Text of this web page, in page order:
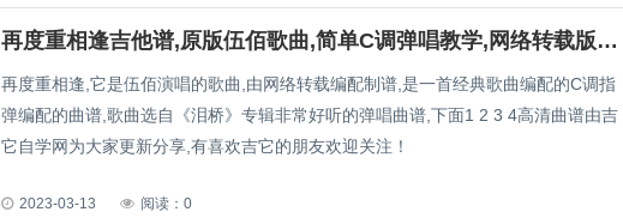
再度重相逢吉他谱,原版伍佰歌曲,简单C调弹唱教学,网络转载版六线指弹简谱图
再度重相逢,它是伍佰演唱的歌曲,由网络转载编配制谱,是一首经典歌曲编配的C调指
弹编配的曲谱,歌曲选自《泪桥》专辑非常好听的弹唱曲谱,下面1 2 3 4高清曲谱由吉
它自学网为大家更新分享,有喜欢吉它的朋友欢迎关注！
2023-03-13 阅读：0